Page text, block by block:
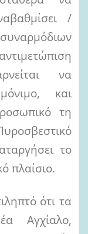
/
να
και
τη
το
πλαίσιο.
ότι τα
Αγχίαλο,